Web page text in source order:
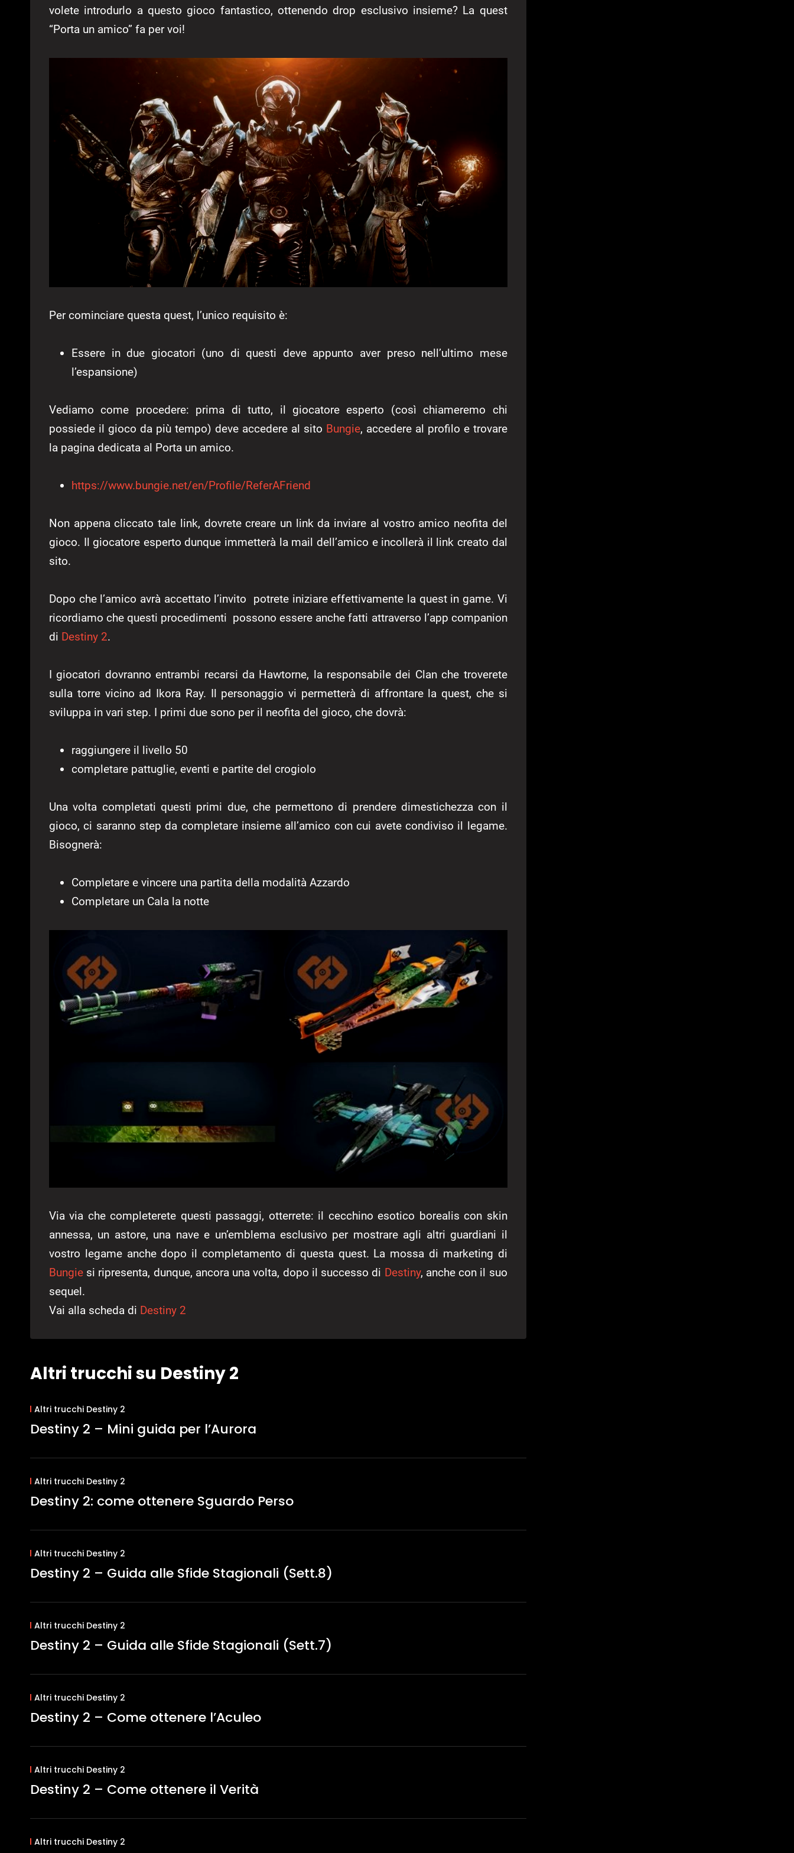
volete introdurlo a questo gioco fantastico, ottenendo drop esclusivo insieme? La quest
“Porta un amico” fa per voi!
Per cominciare questa quest, l’unico requisito è:
Essere in due giocatori (uno di questi deve appunto aver preso nell’ultimo mese
l’espansione)
Vediamo come procedere: prima di tutto, il giocatore esperto (così chiameremo chi
possiede il gioco da più tempo) deve accedere al sito Bungie, accedere al profilo e trovare
la pagina dedicata al Porta un amico.
https://www.bungie.net/en/Profile/ReferAFriend
Non appena cliccato tale link, dovrete creare un link da inviare al vostro amico neofita del
gioco. Il giocatore esperto dunque immetterà la mail dell’amico e incollerà il link creato dal
sito.
Dopo che l’amico avrà accettato l’invito potrete iniziare effettivamente la quest in game. Vi
ricordiamo che questi procedimenti possono essere anche fatti attraverso l’app companion
di Destiny 2.
I giocatori dovranno entrambi recarsi da Hawtorne, la responsabile dei Clan che troverete
sulla torre vicino ad Ikora Ray. Il personaggio vi permetterà di affrontare la quest, che si
sviluppa in vari step. I primi due sono per il neofita del gioco, che dovrà:
raggiungere il livello 50
completare pattuglie, eventi e partite del crogiolo
Una volta completati questi primi due, che permettono di prendere dimestichezza con il
gioco, ci saranno step da completare insieme all’amico con cui avete condiviso il legame.
Bisognerà:
Completare e vincere una partita della modalità Azzardo
Completare un Cala la notte
Via via che completerete questi passaggi, otterrete: il cecchino esotico borealis con skin
annessa, un astore, una nave e un’emblema esclusivo per mostrare agli altri guardiani il
vostro legame anche dopo il completamento di questa quest. La mossa di marketing di
Bungie si ripresenta, dunque, ancora una volta, dopo il successo di Destiny, anche con il suo
sequel.
Vai alla scheda di Destiny 2
Altri trucchi su Destiny 2
Altri trucchi Destiny 2
Destiny 2 – Mini guida per l’Aurora
Altri trucchi Destiny 2
Destiny 2: come ottenere Sguardo Perso
Altri trucchi Destiny 2
Destiny 2 – Guida alle Sfide Stagionali (Sett.8)
Altri trucchi Destiny 2
Destiny 2 – Guida alle Sfide Stagionali (Sett.7)
Altri trucchi Destiny 2
Destiny 2 – Come ottenere l’Aculeo
Altri trucchi Destiny 2
Destiny 2 – Come ottenere il Verità
Altri trucchi Destiny 2